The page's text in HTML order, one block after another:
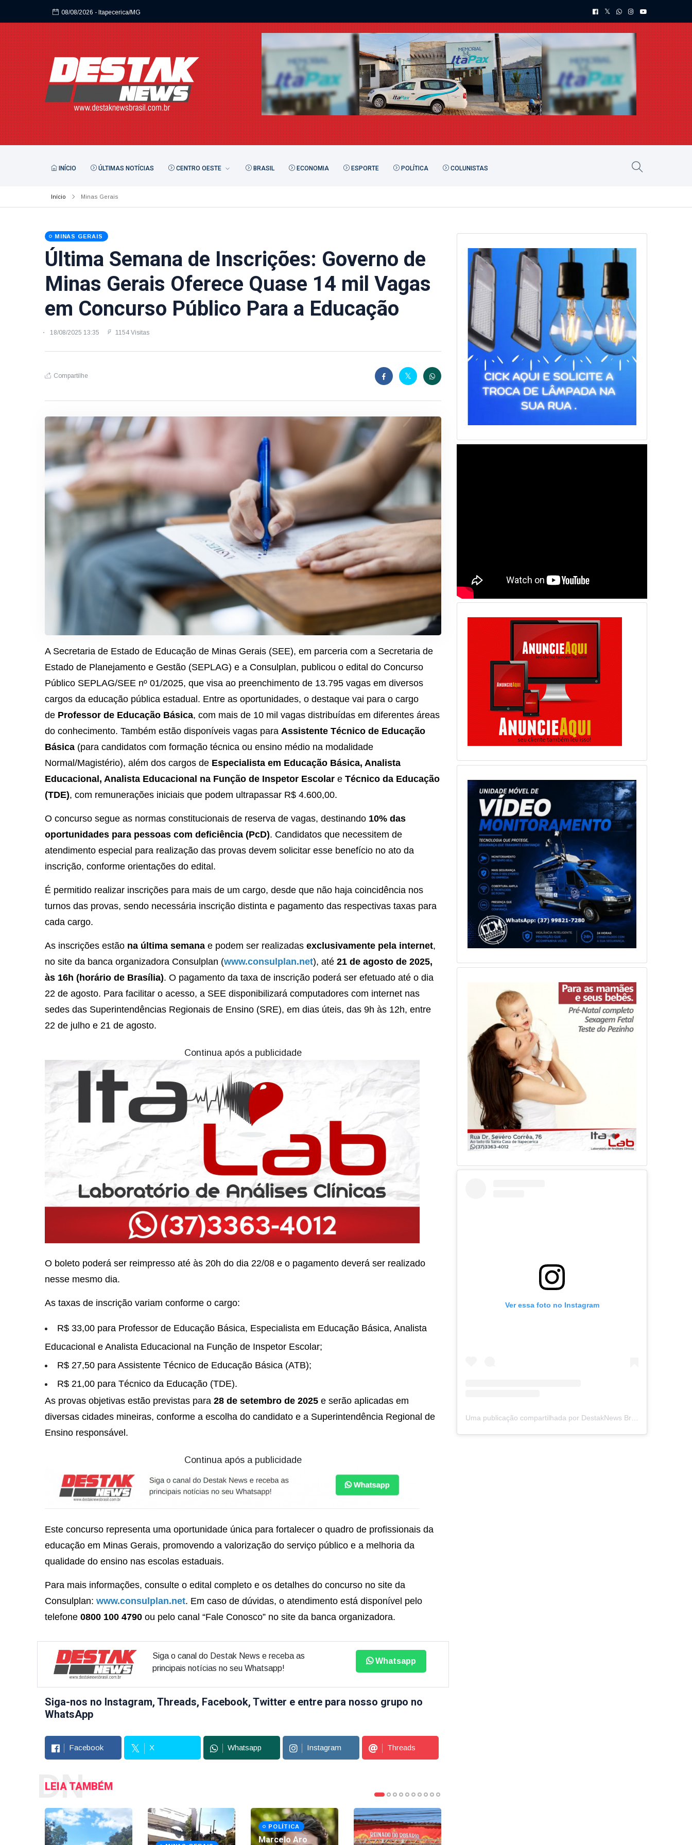
08/08/2026 - Itapecerica/MG
INÍCIO ÚLTIMAS NOTÍCIAS CENTRO OESTE BRASIL ECONOMIA ESPORTE POLÍTICA COLUNISTAS
Início Minas Gerais
MINAS GERAIS
Última Semana de Inscrições: Governo de
Minas Gerais Oferece Quase 14 mil Vagas
em Concurso Público Para a Educação
18/08/2025 13:35 1154 Visitas
Compartilhe
A Secretaria de Estado de Educação de Minas Gerais (SEE), em parceria com a Secretaria de
Estado de Planejamento e Gestão (SEPLAG) e a Consulplan, publicou o edital do Concurso
Público SEPLAG/SEE nº 01/2025, que visa ao preenchimento de 13.795 vagas em diversos
cargos da educação pública estadual. Entre as oportunidades, o destaque vai para o cargo
de Professor de Educação Básica, com mais de 10 mil vagas distribuídas em diferentes áreas
do conhecimento. Também estão disponíveis vagas para Assistente Técnico de Educação
Básica (para candidatos com formação técnica ou ensino médio na modalidade
Normal/Magistério), além dos cargos de Especialista em Educação Básica, Analista
Educacional, Analista Educacional na Função de Inspetor Escolar e Técnico da Educação
(TDE), com remunerações iniciais que podem ultrapassar R$ 4.600,00.
O concurso segue as normas constitucionais de reserva de vagas, destinando 10% das
oportunidades para pessoas com deficiência (PcD). Candidatos que necessitem de
atendimento especial para realização das provas devem solicitar esse benefício no ato da
inscrição, conforme orientações do edital.
É permitido realizar inscrições para mais de um cargo, desde que não haja coincidência nos
turnos das provas, sendo necessária inscrição distinta e pagamento das respectivas taxas para
cada cargo.
As inscrições estão na última semana e podem ser realizadas exclusivamente pela internet,
no site da banca organizadora Consulplan (www.consulplan.net), até 21 de agosto de 2025,
às 16h (horário de Brasília). O pagamento da taxa de inscrição poderá ser efetuado até o dia
22 de agosto. Para facilitar o acesso, a SEE disponibilizará computadores com internet nas
sedes das Superintendências Regionais de Ensino (SRE), em dias úteis, das 9h às 12h, entre
22 de julho e 21 de agosto.
Continua após a publicidade
O boleto poderá ser reimpresso até às 20h do dia 22/08 e o pagamento deverá ser realizado
nesse mesmo dia.
As taxas de inscrição variam conforme o cargo:
R$ 33,00 para Professor de Educação Básica, Especialista em Educação Básica, Analista
Educacional e Analista Educacional na Função de Inspetor Escolar;
R$ 27,50 para Assistente Técnico de Educação Básica (ATB);
R$ 21,00 para Técnico da Educação (TDE).
As provas objetivas estão previstas para 28 de setembro de 2025 e serão aplicadas em
diversas cidades mineiras, conforme a escolha do candidato e a Superintendência Regional de
Ensino responsável.
Continua após a publicidade
Este concurso representa uma oportunidade única para fortalecer o quadro de profissionais da
educação em Minas Gerais, promovendo a valorização do serviço público e a melhoria da
qualidade do ensino nas escolas estaduais.
Para mais informações, consulte o edital completo e os detalhes do concurso no site da
Consulplan: www.consulplan.net. Em caso de dúvidas, o atendimento está disponível pelo
telefone 0800 100 4790 ou pelo canal “Fale Conosco” no site da banca organizadora.
Siga o canal do Destak News e receba as
principais notícias no seu Whatsapp!
Whatsapp
Siga-nos no Instagram, Threads, Facebook, Twitter e entre para nosso grupo no
WhatsApp
Facebook X Whatsapp Instagram Threads
LEIA TAMBÉM
DN
POLÍTICA
Marcelo Aro
Ver essa foto no Instagram